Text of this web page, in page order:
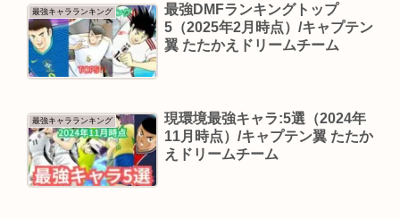
最強キャラランキング
最強DMFランキングトップ
5（2025年2月時点）/キャプテン
翼 たたかえドリームチーム
最強キャラランキング
現環境最強キャラ:5選（2024年
11月時点）/キャプテン翼 たたか
えドリームチーム